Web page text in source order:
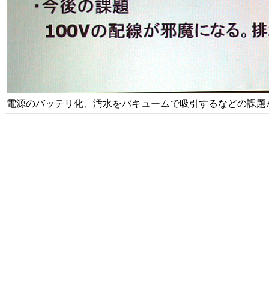
電源のバッテリ化、汚水をバキュームで吸引するなどの課題